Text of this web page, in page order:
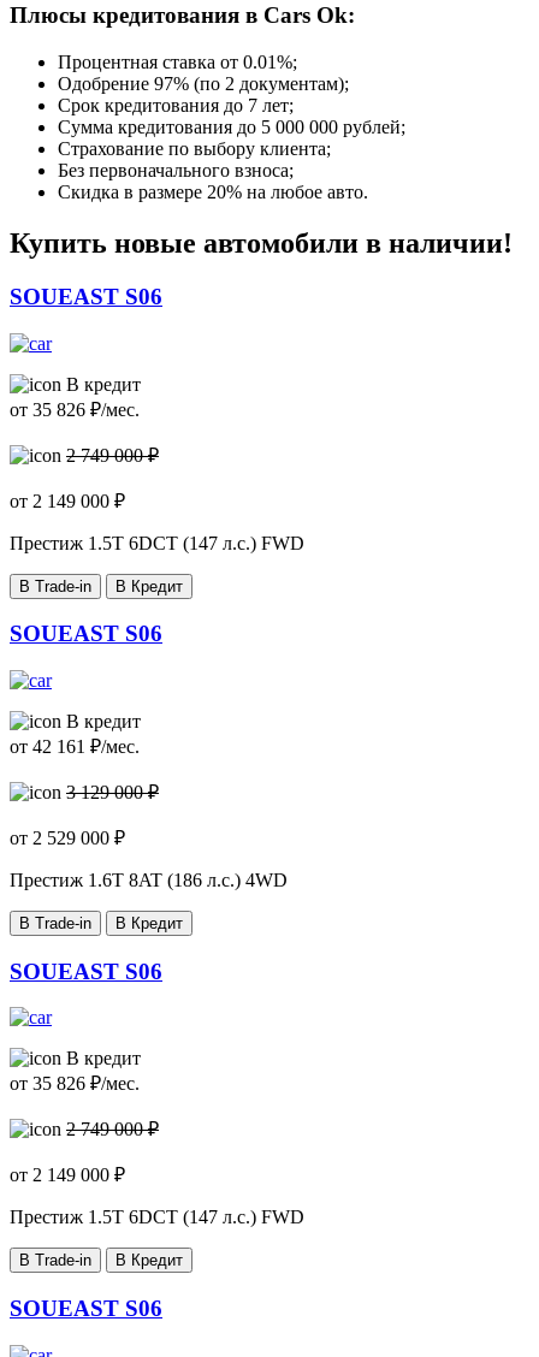
Плюсы кредитования в Cars Ok:
Процентная ставка от 0.01%;
Одобрение 97% (по 2 документам);
Срок кредитования до 7 лет;
Сумма кредитования до 5 000 000 рублей;
Страхование по выбору клиента;
Без первоначального взноса;
Скидка в размере 20% на любое авто.
Купить новые автомобили в наличии!
SOUEAST S06
В кредит
от 35 826 ₽/мес.
2 749 000 ₽
от 2 149 000 ₽
Престиж 1.5T 6DCT (147 л.с.) FWD
В Trade-in В Кредит
SOUEAST S06
В кредит
от 42 161 ₽/мес.
3 129 000 ₽
от 2 529 000 ₽
Престиж 1.6T 8AT (186 л.с.) 4WD
В Trade-in В Кредит
SOUEAST S06
В кредит
от 35 826 ₽/мес.
2 749 000 ₽
от 2 149 000 ₽
Престиж 1.5T 6DCT (147 л.с.) FWD
В Trade-in В Кредит
SOUEAST S06